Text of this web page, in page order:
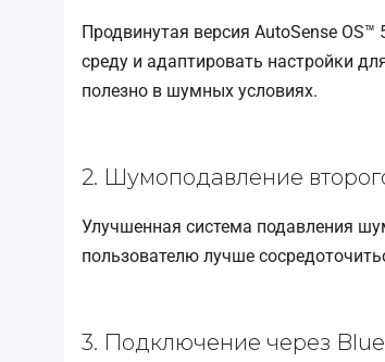
Продвинутая версия AutoSense
среду и адаптировать настройки
полезно в шумных условиях.
2. Шумоподавление
Улучшенная система подавления
пользователю лучше
3. Подключение через